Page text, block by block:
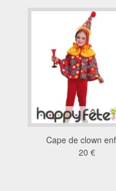
Cape de clown
20 €